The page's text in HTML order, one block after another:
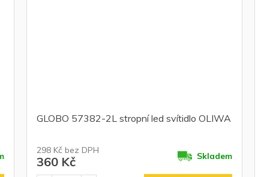
GLOBO 57382-2L stropní led svítidlo OLIWA
298 Kč bez DPH
360 Kč Skladem